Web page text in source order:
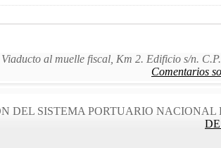
Viaducto al muelle fiscal, Km 2. Edificio s/n.
Comentarios
DEL SISTEMA PORTUARIO NACIONAL